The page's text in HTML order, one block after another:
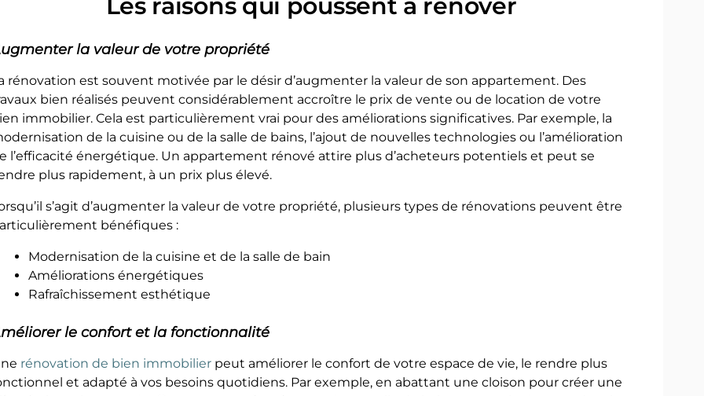
Les raisons qui poussent à rénover
la valeur de votre propriété
rénovation est souvent motivée par le désir d’augmenter la valeur de son appartement. Des
bien réalisés peuvent considérablement accroître le prix de vente ou de location de votre
immobilier. Cela est particulièrement vrai pour des améliorations significatives. Par exemple, la
de la cuisine ou de la salle de bains, l’ajout de nouvelles technologies ou l’amélioration
l’efficacité énergétique. Un appartement rénové attire plus d’acheteurs potentiels et peut se
plus rapidement, à un prix plus élevé.
s’agit d’augmenter la valeur de votre propriété, plusieurs types de rénovations peuvent être
bénéfiques :
Modernisation de la cuisine et de la salle de bain
Améliorations énergétiques
Rafraîchissement esthétique
le confort et la fonctionnalité
rénovation de bien immobilier peut améliorer le confort de votre espace de vie, le rendre plus
et adapté à vos besoins quotidiens. Par exemple, en abattant une cloison pour créer une